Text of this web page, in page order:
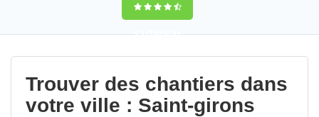
9,5(100%)64
votes
Trouver des chantiers dans
votre ville : Saint-girons